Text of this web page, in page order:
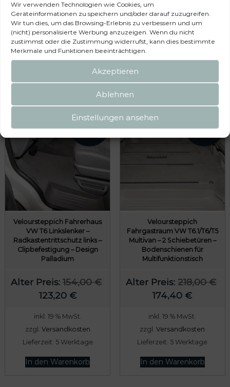
Wir verwenden Technologien wie Cookies, um
Geräteinformationen zu speichern und/oder darauf zuzugreifen.
Wir tun dies, um das Browsing-Erlebnis zu verbessern und um
(nicht) personalisierte Werbung anzuzeigen. Wenn du nicht
zustimmst oder die Zustimmung widerrufst, kann dies bestimmte
Merkmale und Funktionen beeinträchtigen.
Akzeptieren
Ablehnen
Einstellungen ansehen
Das könnte dir auch
gefallen …
Veloursteppich Fahrerhaus
VW T6 Linkslenker –
Radkastentrittschutz links –
Clipbefestigung – Design
Palladium
Alter Preis: 154,00€
U
s
p
r
ü
123,20 €A
t
u
e
l
inkl. 19 % MwSt.
zzgl. Versandkosten
Lieferzeit: 5 Werktage
In den Warenkorb
Veloursteppich
Fahrgastraum VW T6.1/T6/T5
Multivan – 2 Schiebetüren –
Bodenschienen für
Multifunktionstisch
Alter Preis: 218,00€
U
s
p
r
ü
174,40 €A
t
u
e
l
inkl. 19 % MwSt.
zzgl.Versandkosten
Lieferzeit: 5 Werktage
In den Warenkorb